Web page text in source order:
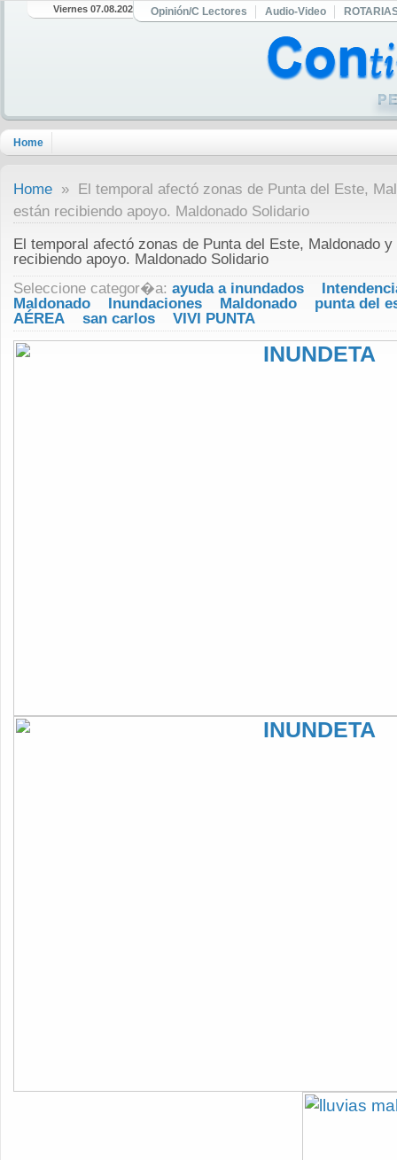
Viernes 07.08.2026 Opinión/C Lectores Audio-Video
Home
Home » El temporal afectó zonas de Punta del Este,
están recibiendo apoyo. Maldonado Solidario
El temporal afectó zonas de Punta del Este, Maldonado
recibiendo apoyo. Maldonado Solidario
Seleccione categor�a: ayuda a inundados
Maldonado
Inundaciones Maldonado
punta del
AÉREA
san carlos VIVI PUNTA